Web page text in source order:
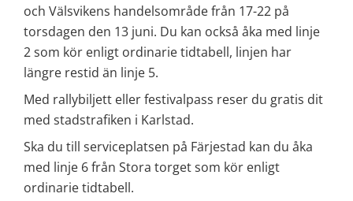
och Välsvikens handelsområde från 17-22 på
torsdagen den 13 juni. Du kan också åka med linje
2 som kör enligt ordinarie tidtabell, linjen har
längre restid än linje 5.
Med rallybiljett eller festivalpass reser du gratis dit
med stadstrafiken i Karlstad.
Ska du till serviceplatsen på Färjestad kan du åka
med linje 6 från Stora torget som kör enligt
ordinarie tidtabell.